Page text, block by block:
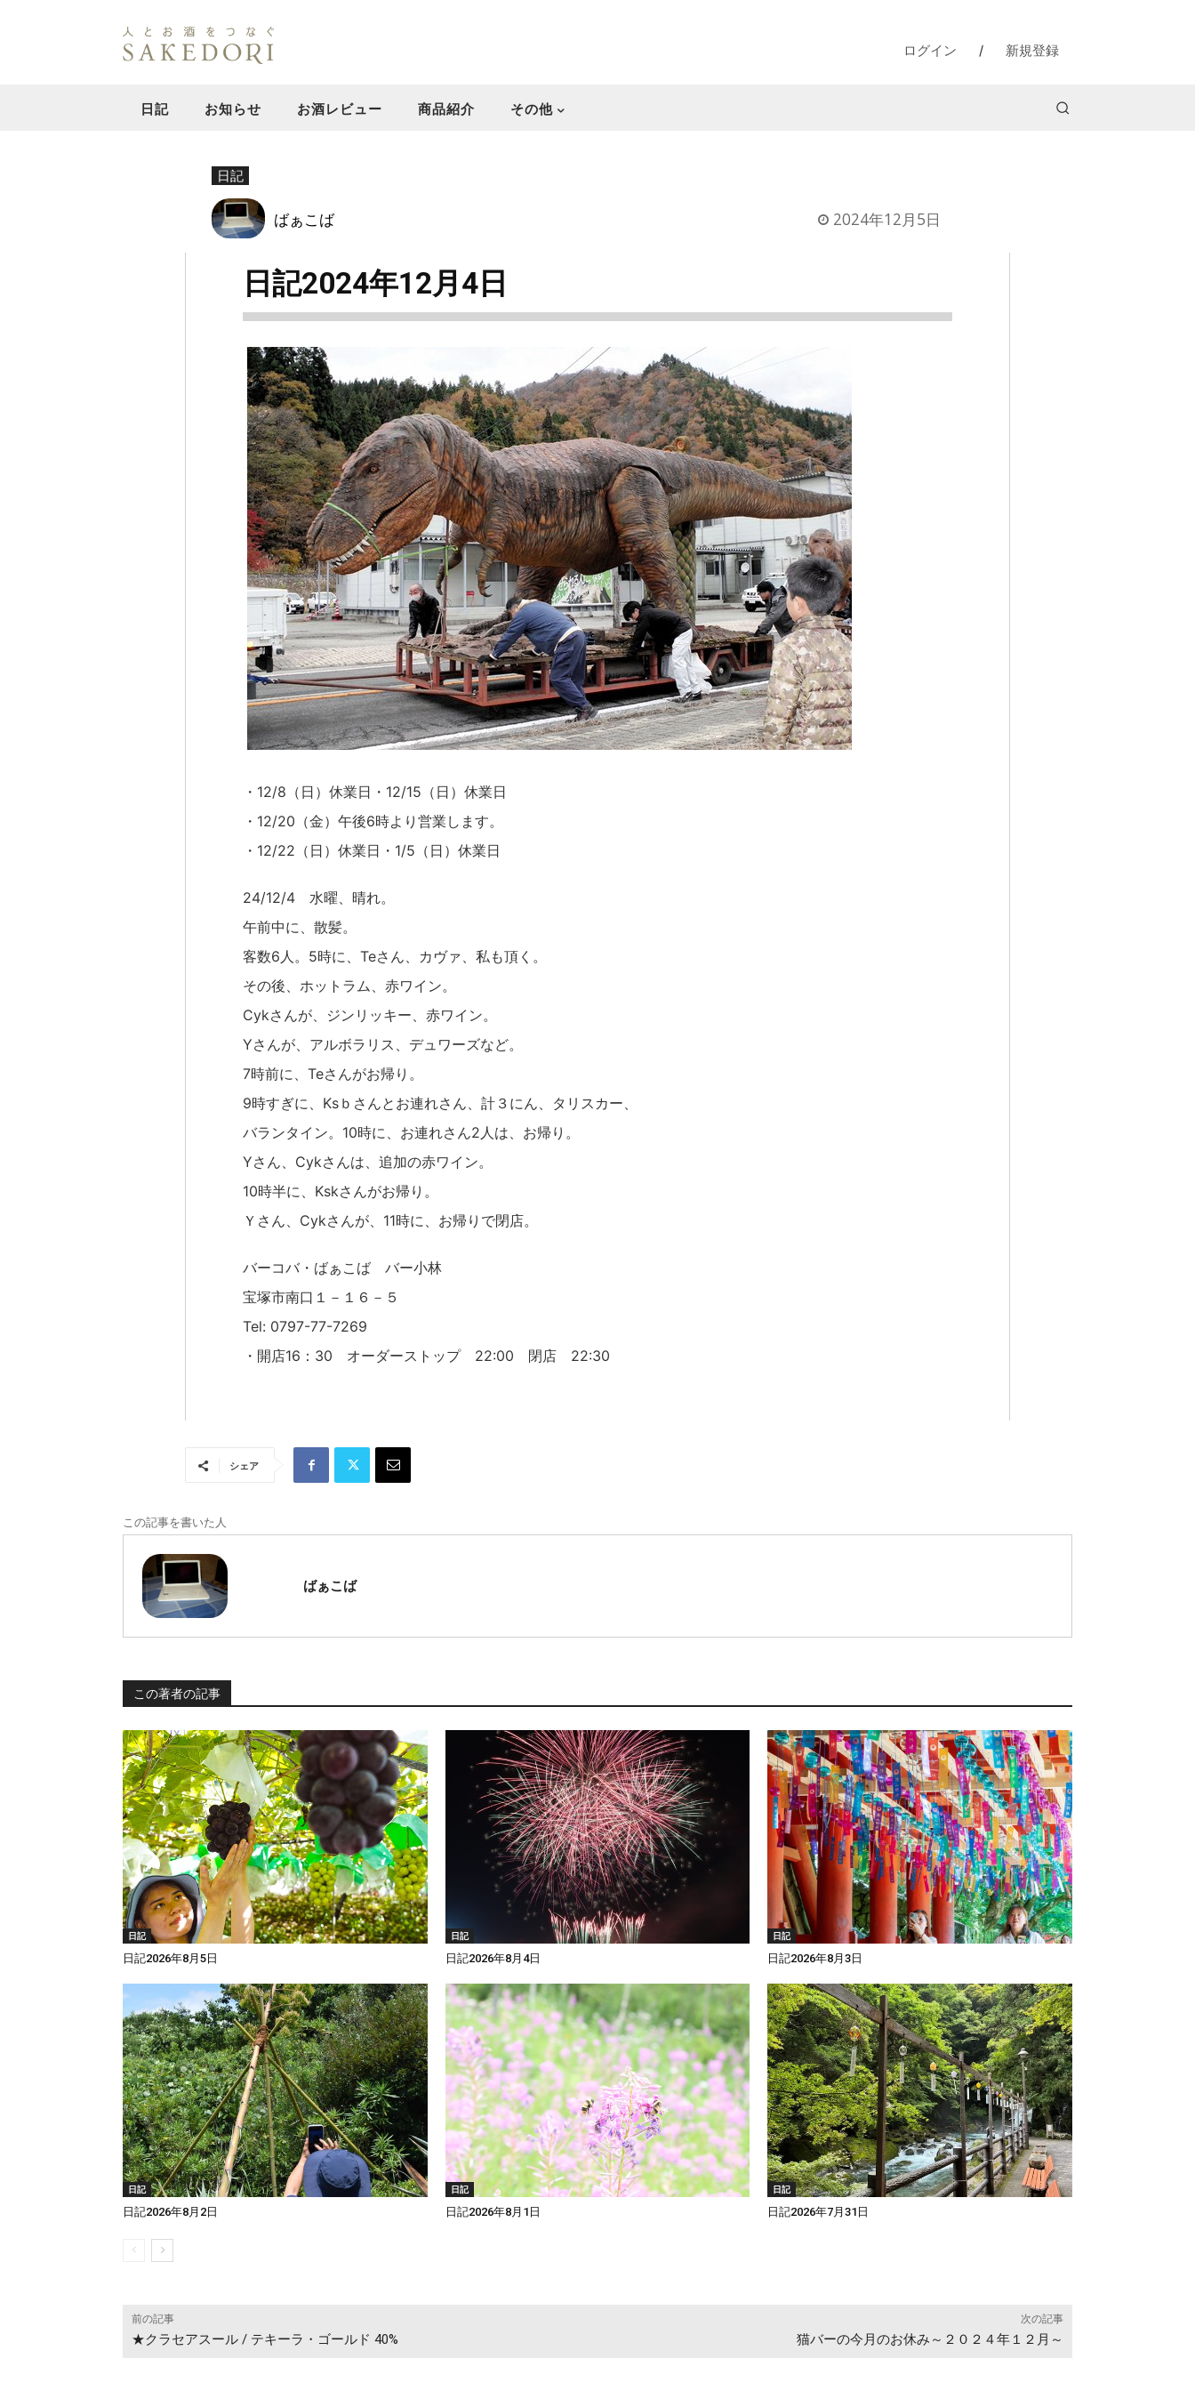
ログイン / 新規登録
日記 お知らせ お酒レビュー 商品紹介 その他
日記
ばぁこば 2024年12月5日
日記2024年12月4日
・12/8（日）休業日・12/15（日）休業日
・12/20（金）午後6時より営業します。
・12/22（日）休業日・1/5（日）休業日
24/12/4 水曜、晴れ。
午前中に、散髪。
客数6人。5時に、Teさん、カヴァ、私も頂く。
その後、ホットラム、赤ワイン。
Cykさんが、ジンリッキー、赤ワイン。
Yさんが、アルボラリス、デュワーズなど。
7時前に、Teさんがお帰り。
9時すぎに、Ksｂさんとお連れさん、計３にん、タリスカー、
バランタイン。10時に、お連れさん2人は、お帰り。
Yさん、Cykさんは、追加の赤ワイン。
10時半に、Kskさんがお帰り。
Ｙさん、Cykさんが、11時に、お帰りで閉店。
バーコバ・ばぁこば バー小林
宝塚市南口１－１６－５
Tel: 0797-77-7269
・開店16：30 オーダーストップ 22:00 閉店 22:30
シェア
この記事を書いた人
ばぁこば
この著者の記事
日記
日記2026年8月5日
日記
日記2026年8月4日
日記
日記2026年8月3日
日記
日記2026年8月2日
日記
日記2026年8月1日
日記
日記2026年7月31日
前の記事
★クラセアスール / テキーラ・ゴールド 40%
次の記事
猫バーの今月のお休み～２０２４年１２月～